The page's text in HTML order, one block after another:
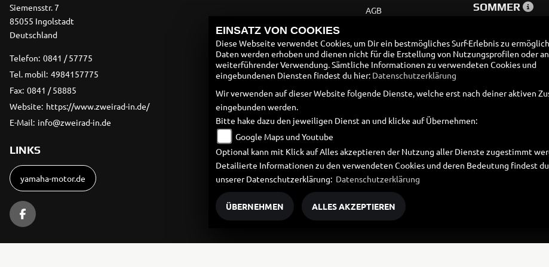
Siemensstr. 7
85055 Ingolstadt
Deutschland
Telefon: 0841 / 57775
Tel. mobil: 4984157775
Fax: 0841 / 58885
Website: https://www.zweirad-in.de/
E-Mail: info@zweirad-in.de
LINKS
yamaha-motor.de
AGB
Datenschutz
Disclaimer
Barrierefreiheit
SOMMER
Dienstag:
Mittwoch:
Donnerstag:
Samstag:
EINSATZ VON COOKIES
Diese Webseite verwendet Cookies, um Dir ein bestmögliches Surf-Erlebnis zu
Daten werden erhoben und dienen nicht für die Erstellung von Nutzungsprofilen oder
weiterführender Verwendung. Sämtliche Informationen zu verwendeten Cookies und
eingebundenen Diensten findest du hier: Datenschutzerklärung
Wir verwenden auf dieser Website folgende Dienste, welche erst nach deiner aktiven
eingebunden werden.
Bitte hake dazu den jeweiligen Dienst an und klicke auf Übernehmen:
Google Maps und Youtube
Optional kann mit Klick auf Alles akzeptieren der Nutzung aller Dienste zugestimmt
Detailierte Informationen zu den verwendeten Cookies und deren Bedeutung findest
unserer Datenschutzerklärung: Datenschutzerklärung
ÜBERNEHMEN ALLES AKZEPTIEREN